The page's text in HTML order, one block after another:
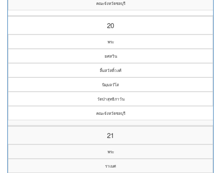
คณะจังหวัดชลบุรี
20
พระ
ยศสวิน
ลิ้มสวัสดิ์วงศ์
นิมฺมลวํโส
วัดป่าสุทธิภาวัน
คณะจังหวัดชลบุรี
21
พระ
ราเมศ